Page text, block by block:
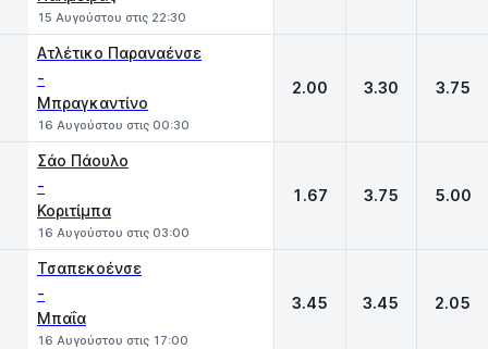
15 Αυγούστου στις 22:30
Ατλέτικο Παραναένσε
-
Μπραγκαντίνο
16 Αυγούστου στις 00:30
2.00 3.30 3.75
Σάο Πάουλο
-
Κοριτίμπα
16 Αυγούστου στις 03:00
1.67 3.75 5.00
Τσαπεκοένσε
-
Μπαΐα
16 Αυγούστου στις 17:00
3.45 3.45 2.05